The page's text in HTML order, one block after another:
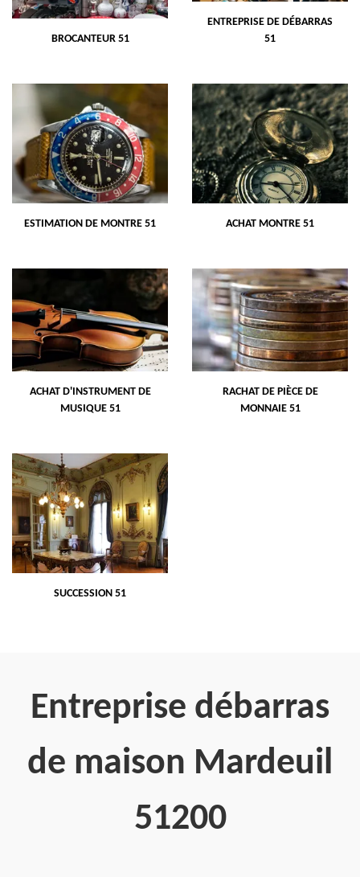
BROCANTEUR 51
ENTREPRISE DE DÉBARRAS
51
ESTIMATION DE MONTRE 51 ACHAT MONTRE 51
ACHAT D'INSTRUMENT DE
MUSIQUE 51
RACHAT DE PIÈCE DE
MONNAIE 51
SUCCESSION 51
Entreprise débarras
de maison Mardeuil
51200